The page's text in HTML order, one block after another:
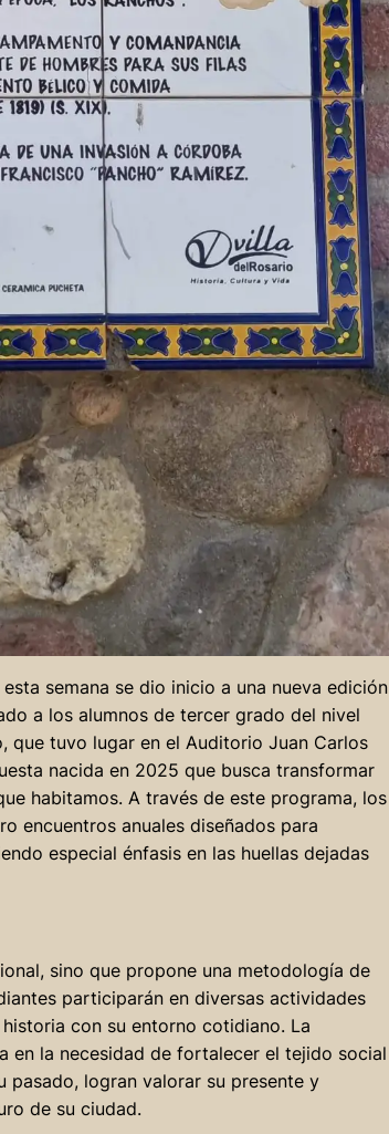
semana se dio inicio a una nueva edición
a los alumnos de tercer grado del nivel
que tuvo lugar en el Auditorio Juan Carlos
nacida en 2025 que busca transformar
habitamos. A través de este programa, los
encuentros anuales diseñados para
especial énfasis en las huellas dejadas
sino que propone una metodología de
participarán en diversas actividades
con su entorno cotidiano. La
en la necesidad de fortalecer el tejido social
pasado, logran valorar su presente y
de su ciudad.